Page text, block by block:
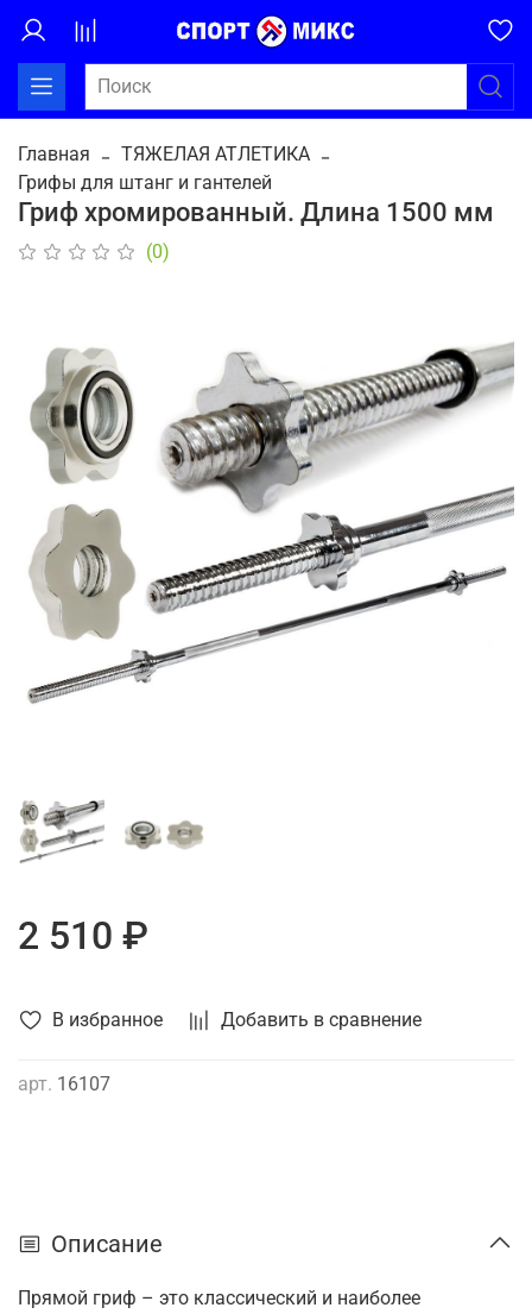
Главная
ТЯЖЕЛАЯ АТЛЕТИКА
Грифы для штанг и гантелей
Гриф хромированный. Длина 1500 мм
(0)
В избранное Добавить в сравнение
арт. 16107
2 510 ₽
Описание
Прямой гриф – это классический и наиболее